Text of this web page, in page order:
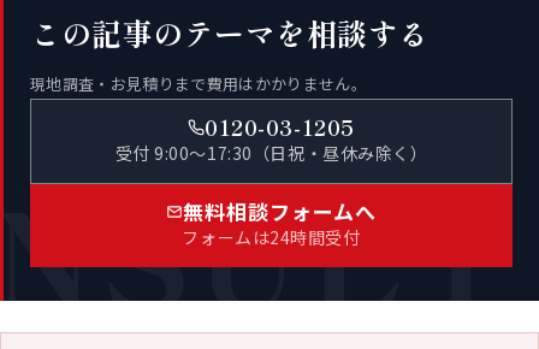
この記事のテーマを相談する
現地調査・お見積りまで費用はかかりません。
0120-03-1205
受付 9:00〜17:30（日祝・昼休み除く）
無料相談フォームへ
フォームは24時間受付